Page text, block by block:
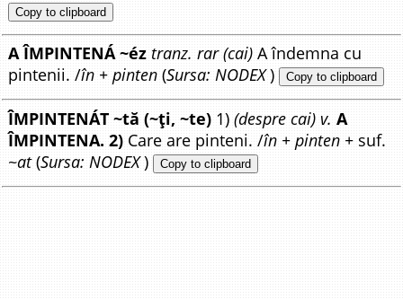
Copy to clipboard
A ÎMPINTENÁ ~éz tranz. rar (cai) A îndemna cu
pintenii. /în + pinten (Sursa: NODEX) Copy to clipboard
ÎMPINTENÁT ~tă (~ți, ~te) 1)(despre cai) v.A
ÎMPINTENA. 2) Care are pinteni. /în + pinten + suf.
~at(Sursa: NODEX) Copy to clipboard